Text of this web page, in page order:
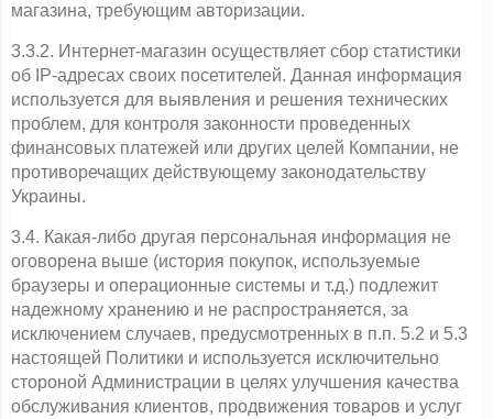
магазина, требующим авторизации.
3.3.2. Интернет-магазин осуществляет сбор статистики
об IP-адресах своих посетителей. Данная информация
используется для выявления и решения технических
проблем, для контроля законности проведенных
финансовых платежей или других целей Компании, не
противоречащих действующему законодательству
Украины.
3.4. Какая-либо другая персональная информация не
оговорена выше (история покупок, используемые
браузеры и операционные системы и т.д.) подлежит
надежному хранению и не распространяется, за
исключением случаев, предусмотренных в п.п. 5.2 и 5.3
настоящей Политики и используется исключительно
стороной Администрации в целях улучшения качества
обслуживания клиентов, продвижения товаров и услуг